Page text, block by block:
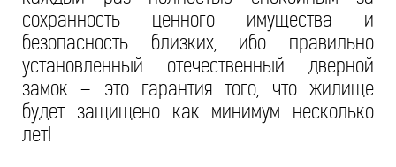
сохранность ценного имущества и
безопасность близких, ибо правильно
установленный отечественный дверной
замок – это гарантия того, что жилище
будет защищено как минимум несколько
лет!